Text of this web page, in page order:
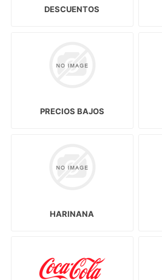
DESCUENTOS
PRECIOS BAJOS
HARINANA